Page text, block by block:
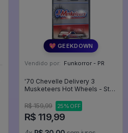
💖 GEEKDOWN
Vendido por: Funkorror - PR
'70 Chevelle Delivery 3
Musketeers Hot Wheels - Star
R$ 159,99
25% OFF
R$ 119,99